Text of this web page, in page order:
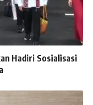
Hadiri Sosialisasi